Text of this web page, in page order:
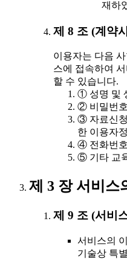
재하
제 8 조 (계약
이용자는 다음
스에 접속하여
할 수 있습니다.
① 성명 및
② 비밀번호
③ 자료신청
한 이용자
④ 전화번
⑤ 기타 교
제 3 장 서비스
제 9 조 (서비
서비스의
기술상 특